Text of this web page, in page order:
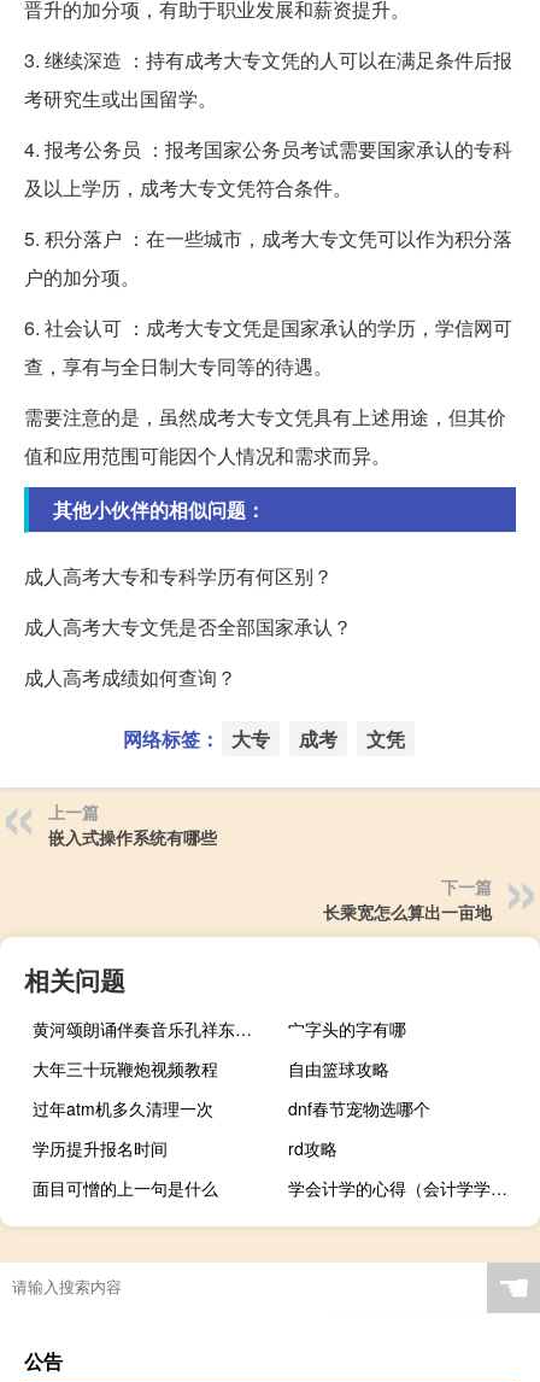
晋升的加分项，有助于职业发展和薪资提升。
3. 继续深造 ：持有成考大专文凭的人可以在满足条件后报
考研究生或出国留学。
4. 报考公务员 ：报考国家公务员考试需要国家承认的专科
及以上学历，成考大专文凭符合条件。
5. 积分落户 ：在一些城市，成考大专文凭可以作为积分落
户的加分项。
6. 社会认可 ：成考大专文凭是国家承认的学历，学信网可
查，享有与全日制大专同等的待遇。
需要注意的是，虽然成考大专文凭具有上述用途，但其价
值和应用范围可能因个人情况和需求而异。
其他小伙伴的相似问题：
成人高考大专和专科学历有何区别？
成人高考大专文凭是否全部国家承认？
成人高考成绩如何查询？
网络标签： 大专 成考 文凭
上一篇
嵌入式操作系统有哪些
下一篇
长乘宽怎么算出一亩地
相关问题
黄河颂朗诵伴奏音乐孔祥东（黄河颂朗诵伴奏mp3）
宀字头的字有哪
大年三十玩鞭炮视频教程
自由篮球攻略
过年atm机多久清理一次
dnf春节宠物选哪个
学历提升报名时间
rd攻略
面目可憎的上一句是什么
学会计学的心得（会计学学习心得体会）
☚
公告